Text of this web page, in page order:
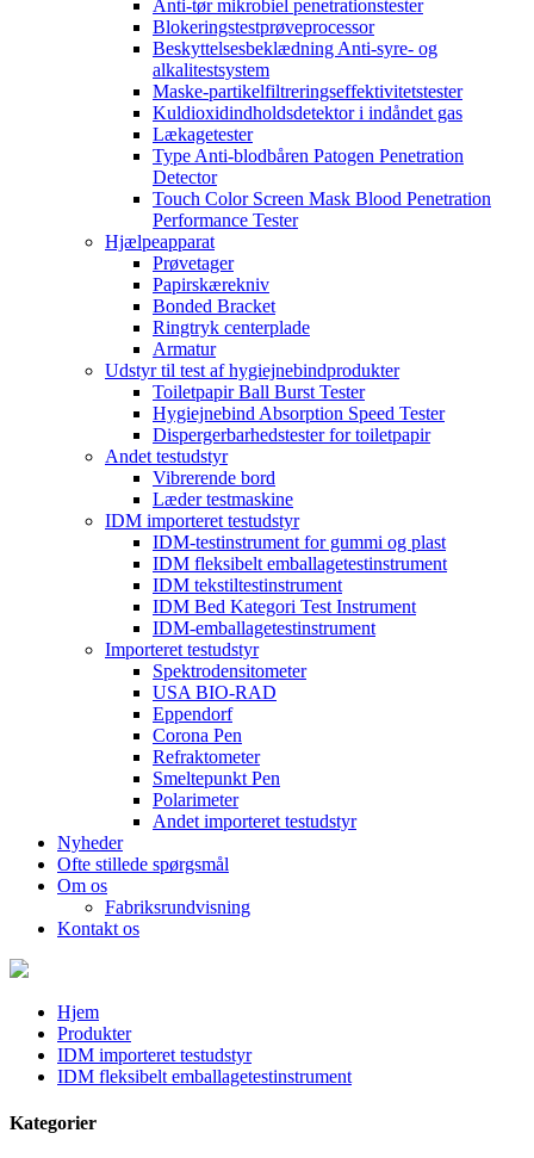
Anti-tør mikrobiel penetrationstester
Blokeringstestprøveprocessor
Beskyttelsesbeklædning Anti-syre- og
alkalitestsystem
Maske-partikelfiltreringseffektivitetstester
Kuldioxidindholdsdetektor i indåndet gas
Lækagetester
Type Anti-blodbåren Patogen Penetration
Detector
Touch Color Screen Mask Blood Penetration
Performance Tester
Hjælpeapparat
Prøvetager
Papirskærekniv
Bonded Bracket
Ringtryk centerplade
Armatur
Udstyr til test af hygiejnebindprodukter
Toiletpapir Ball Burst Tester
Hygiejnebind Absorption Speed ​​Tester
Dispergerbarhedstester for toiletpapir
Andet testudstyr
Vibrerende bord
Læder testmaskine
IDM importeret testudstyr
IDM-testinstrument for gummi og plast
IDM fleksibelt emballagetestinstrument
IDM tekstiltestinstrument
IDM Bed Kategori Test Instrument
IDM-emballagetestinstrument
Importeret testudstyr
Spektrodensitometer
USA BIO-RAD
Eppendorf
Corona Pen
Refraktometer
Smeltepunkt Pen
Polarimeter
Andet importeret testudstyr
Nyheder
Ofte stillede spørgsmål
Om os
Fabriksrundvisning
Kontakt os
Hjem
Produkter
IDM importeret testudstyr
IDM fleksibelt emballagetestinstrument
Kategorier